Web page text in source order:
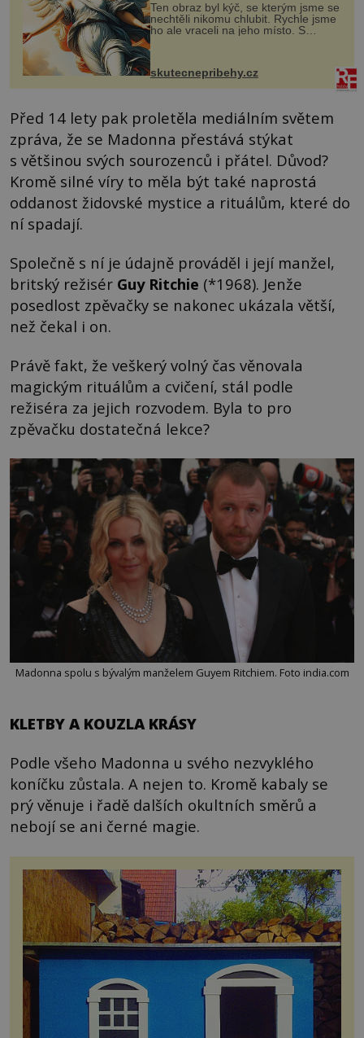
Ten obraz byl kýč, se kterým jsme se
nechtěli nikomu chlubit. Rychle jsme
ho ale vraceli na jeho místo. S
manželem Vaškem jsme si pořídili
chaloupku, takový domek na severu
Čech, kde jsme si naplánova...
skutecnepribehy.cz
Před 14 lety pak proletěla mediálním světem
zpráva, že se Madonna přestává stýkat
s většinou svých sourozenců i přátel. Důvod?
Kromě silné víry to měla být také naprostá
oddanost židovské mystice a rituálům, které do
ní spadají.
Společně s ní je údajně prováděl i její manžel,
britský režisér Guy Ritchie (*1968). Jenže
posedlost zpěvačky se nakonec ukázala větší,
než čekal i on.
Právě fakt, že veškerý volný čas věnovala
magickým rituálům a cvičení, stál podle
režiséra za jejich rozvodem. Byla to pro
zpěvačku dostatečná lekce?
Madonna spolu s bývalým manželem Guyem Ritchiem. Foto india.com
KLETBY A KOUZLA KRÁSY
Podle všeho Madonna u svého nezvyklého
koníčku zůstala. A nejen to. Kromě kabaly se
prý věnuje i řadě dalších okultních směrů a
nebojí se ani černé magie.